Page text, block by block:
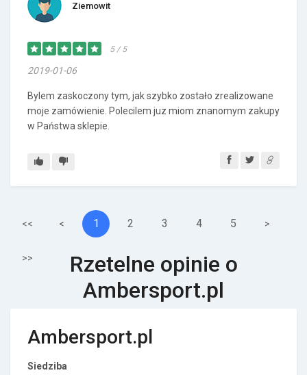
Ziemowit
5 / 5
2019-01-06
Bylem zaskoczony tym, jak szybko zostało zrealizowane
moje zamówienie. Polecilem juz miom znanomym zakupy
w Państwa sklepie.
<< < 1 2 3 4 5 >
>>
Rzetelne opinie o
Ambersport.pl
Ambersport.pl
Siedziba